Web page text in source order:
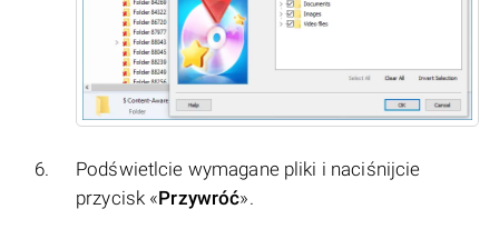
Podświetlcie wymagane pliki i naciśnijcie
przycisk «Przywróć».